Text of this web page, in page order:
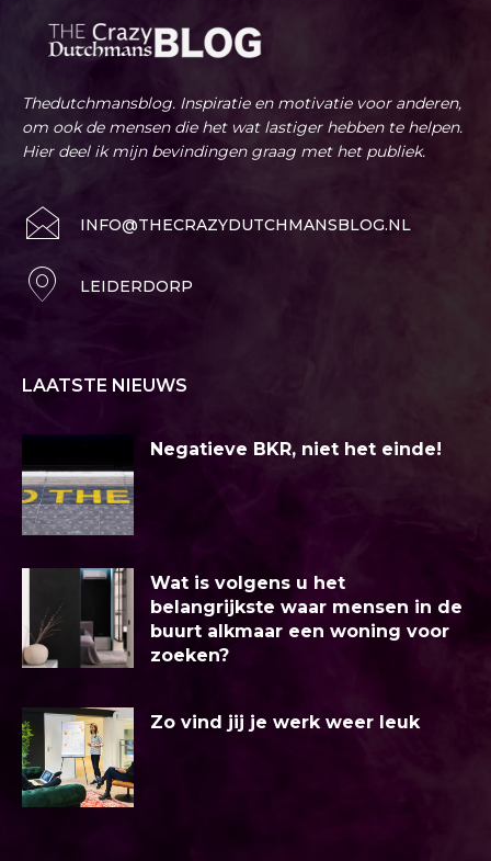
Thedutchmansblog. Inspiratie en motivatie voor anderen,
om ook de mensen die het wat lastiger hebben te helpen.
Hier deel ik mijn bevindingen graag met het publiek.
INFO@THECRAZYDUTCHMANSBLOG.NL
LEIDERDORP
LAATSTE NIEUWS
Negatieve BKR, niet het einde!
Wat is volgens u het
belangrijkste waar mensen in de
buurt alkmaar een woning voor
zoeken?
Zo vind jij je werk weer leuk